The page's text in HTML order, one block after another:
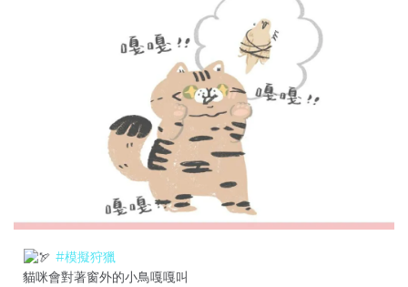
#模擬狩獵
貓咪會對著窗外的小鳥嘎嘎叫